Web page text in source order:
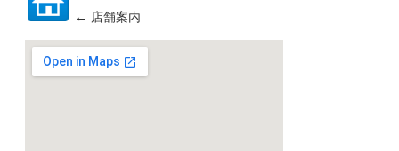
← 店舗案内